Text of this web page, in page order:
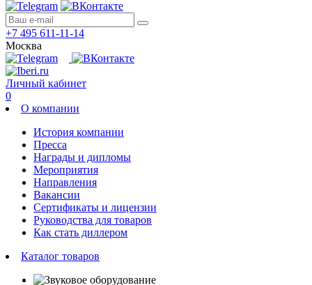
+7 495 611-11-14
Москва
Личный кабинет
0
О компании
История компании
Пресса
Награды и дипломы
Мероприятия
Направления
Вакансии
Сертификаты и лицензии
Руководства для товаров
Как стать диллером
Каталог товаров